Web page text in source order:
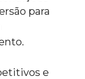
para
e